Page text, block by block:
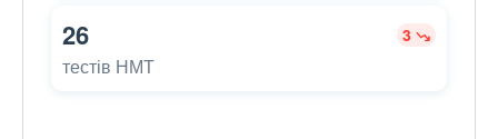
26 3
тестів НМТ